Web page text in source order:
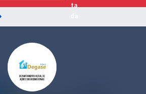
para as principais